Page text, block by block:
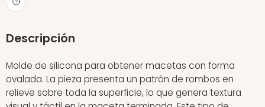
Descripción
Molde de silicona para obtener macetas con forma
ovalada. La pieza presenta un patrón de rombos en
relieve sobre toda la superficie, lo que genera textura